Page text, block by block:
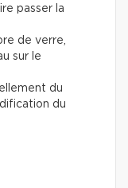
passer la
de verre,
sur le
du
du